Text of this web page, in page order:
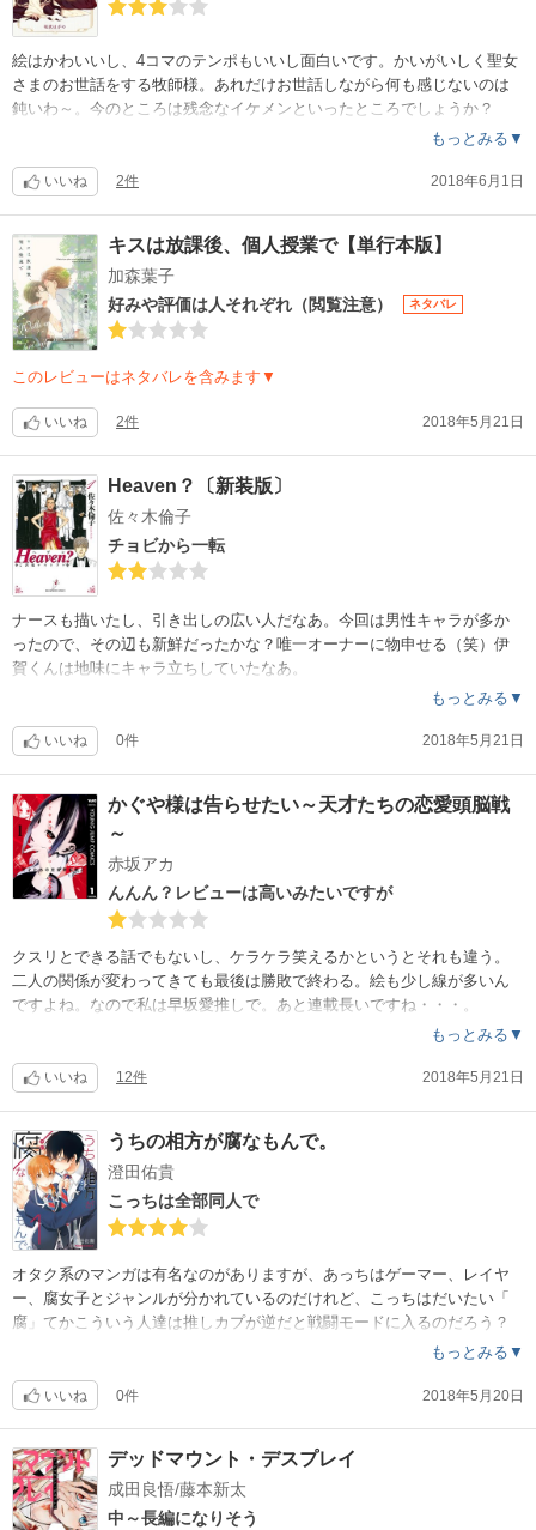
絵はかわいいし、4コマのテンポもいいし面白いです。かいがいしく聖女
さまのお世話をする牧師様。あれだけお世話しながら何も感じないのは
鈍いわ～。今のところは残念なイケメンといったところでしょうか？
もっとみる▼
いいね 2件 2018年6月1日
キスは放課後、個人授業で【単行本版】
加森葉子
好みや評価は人それぞれ（閲覧注意）
ネタバレ
このレビューはネタバレを含みます▼
いいね 2件 2018年5月21日
Heaven？〔新装版〕
佐々木倫子
チョビから一転
ナースも描いたし、引き出しの広い人だなあ。今回は男性キャラが多か
ったので、その辺も新鮮だったかな？唯一オーナーに物申せる（笑）伊
賀くんは地味にキャラ立ちしていたなあ。
もっとみる▼
いいね 0件 2018年5月21日
かぐや様は告らせたい～天才たちの恋愛頭脳戦
～
赤坂アカ
んんん？レビューは高いみたいですが
クスリとできる話でもないし、ケラケラ笑えるかというとそれも違う。
二人の関係が変わってきても最後は勝敗で終わる。絵も少し線が多いん
ですよね。なので私は早坂愛推しで。あと連載長いですね・・・。
もっとみる▼
いいね 12件 2018年5月21日
うちの相方が腐なもんで。
澄田佑貴
こっちは全部同人で
オタク系のマンガは有名なのがありますが、あっちはゲーマー、レイヤ
ー、腐女子とジャンルが分かれているのだけれど、こっちはだいたい「
腐」てかこういう人達は推しカプが逆だと戦闘モードに入るのだろう？
そして男2人でBLゲーム攻略していく下りは、かなりキテる（笑）もっとみる▼
いいね 0件 2018年5月20日
デッドマウント・デスプレイ
成田良悟/藤本新太
中～長編になりそう